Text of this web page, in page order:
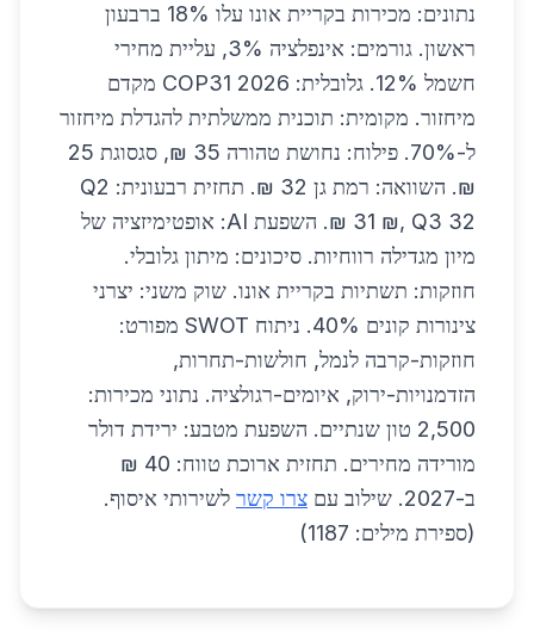
נתונים: מכירות בקריית אונו עלו 18% ברבעון
ראשון. גורמים: אינפלציה 3%, עליית מחירי
חשמל 12%. גלובלית: COP31 2026 מקדם
מיחזור. מקומית: תוכנית ממשלתית להגדלת מיחזור
ל-70%. פילוח: נחושת טהורה 35 ₪, סגסוגת 25
₪. השוואה: רמת גן 32 ₪. תחזית רבעונית: Q2
31 ₪, Q3 32 ₪. השפעת AI: אופטימיזציה של
מיון מגדילה רווחיות. סיכונים: מיתון גלובלי.
חוזקות: תשתיות בקריית אונו. שוק משני: יצרני
צינורות קונים 40%. ניתוח SWOT מפורט:
חוזקות-קרבה לנמל, חולשות-תחרות,
הזדמנויות-ירוק, איומים-רגולציה. נתוני מכירות:
2,500 טון שנתיים. השפעת מטבע: ירידת דולר
מורידה מחירים. תחזית ארוכת טווח: 40 ₪
ב-2027. שילוב עם
צרו קשר לשירותי איסוף.
(ספירת מילים: 1187)